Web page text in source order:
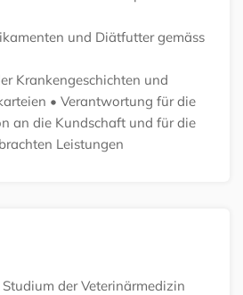
und Diätfutter gemäss
Krankengeschichten und
• Verantwortung für die
an die Kundschaft und für die
Leistungen
der Veterinärmedizin